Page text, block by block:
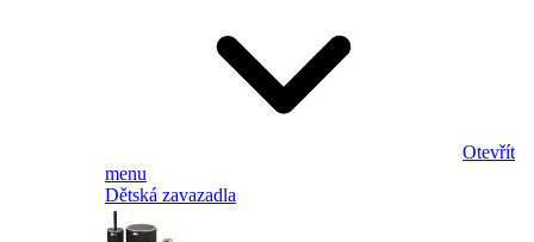
Otevřít
menu
Dětská zavazadla